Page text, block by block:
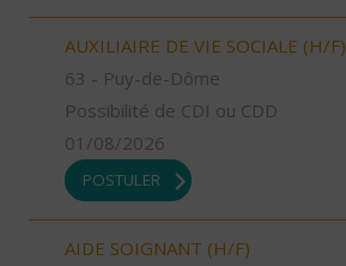
AUXILIAIRE DE VIE SOCIALE (H/F)
63 - Puy-de-Dôme
Possibilité de CDI ou CDD
01/08/2026
POSTULER
AIDE SOIGNANT (H/F)